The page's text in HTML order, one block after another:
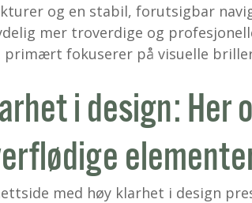
og en stabil, forutsigbar
mer troverdige og
primært fokuserer på visuelle
i design: Her
med høy klarhet i design